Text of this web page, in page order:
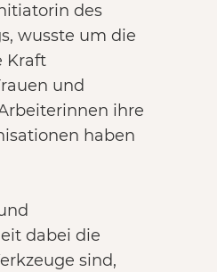
des
wusste um die
Kraft
und
ihre
haben
dabei die
sind,